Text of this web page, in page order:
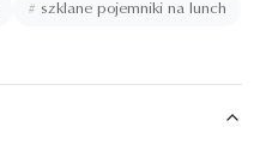
# szklane pojemniki na lunch